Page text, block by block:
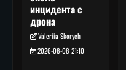
инцидента с
дрона
Valeriia Skorych
2026-08-08 21:10